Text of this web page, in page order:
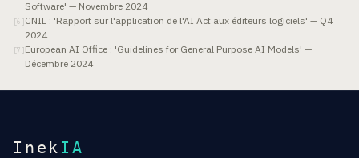
Software' — Novembre 2024
[6 ]CNIL : 'Rapport sur l'application de l'AI Act aux éditeurs logiciels' — Q4
2024
[7 ]European AI Office : 'Guidelines for General Purpose AI Models' —
Décembre 2024
Inek IA